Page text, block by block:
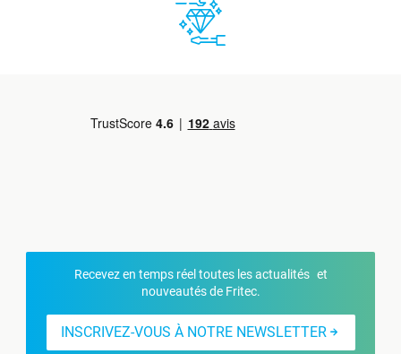
Recevez en temps réel toutes les actualités et
nouveautés de Fritec.
INSCRIVEZ-VOUS À NOTRE NEWSLETTER